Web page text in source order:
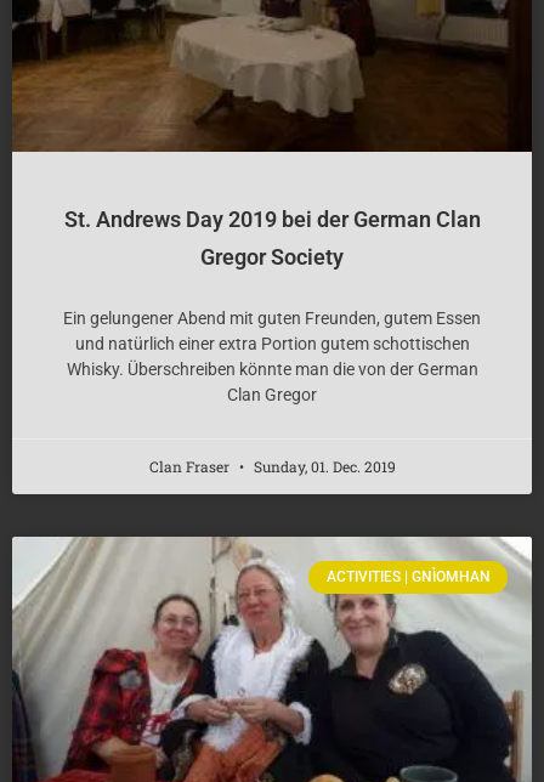
St. Andrews Day 2019 bei der German Clan
Gregor Society
Ein gelungener Abend mit guten Freunden, gutem Essen
und natürlich einer extra Portion gutem schottischen
Whisky. Überschreiben könnte man die von der German
Clan Gregor
Clan Fraser Sunday, 01. Dec. 2019
ACTIVITIES | GNÌOMHAN